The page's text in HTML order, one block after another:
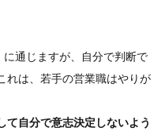
に通じますが、自分で判断で
れは、若手の営業職はやりが
て自分で意志決定しないよう